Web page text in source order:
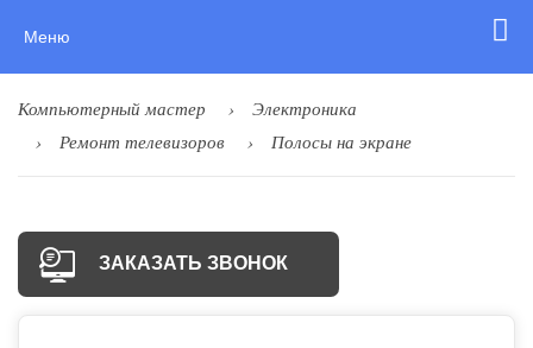
Меню
Компьютерный мастер
Электроника
Ремонт телевизоров
Полосы на экране
ЗАКАЗАТЬ ЗВОНОК